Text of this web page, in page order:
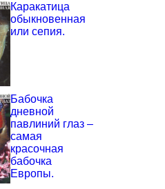
Каракатица
обыкновенная
или сепия.
Бабочка
дневной
павлиний глаз –
самая
красочная
бабочка
Европы.